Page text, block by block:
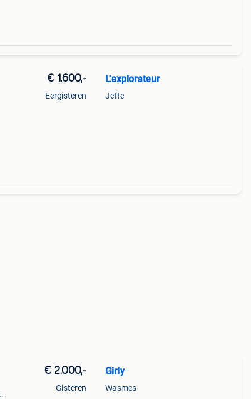
€ 1.600,-
Eergisteren
L'explorateur
Jette
€ 2.000,-
Gisteren
Girly
Wasmes